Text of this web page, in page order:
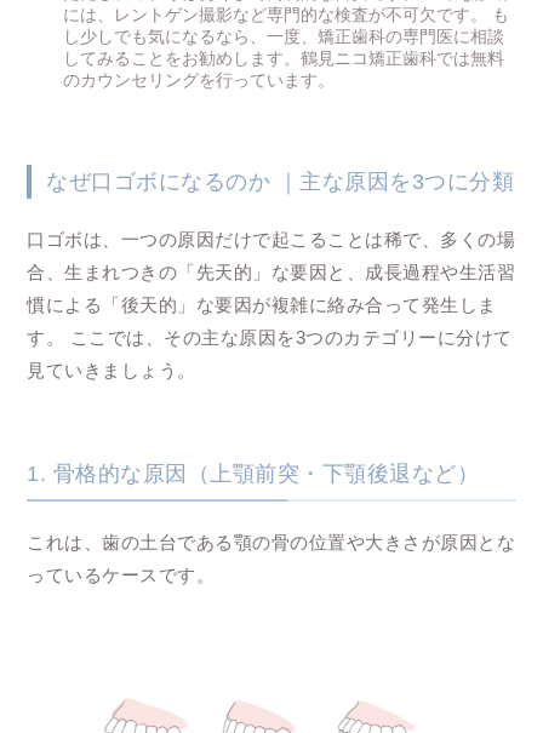
には、レントゲン撮影など専門的な検査が不可欠です。 も
し少しでも気になるなら、一度、矯正歯科の専門医に相談
してみることをお勧めします。鶴見ニコ矯正歯科では無料
のカウンセリングを行っています。
なぜ口ゴボになるのか ｜主な原因を3つに分類
口ゴボは、一つの原因だけで起こることは稀で、多くの場
合、生まれつきの「先天的」な要因と、成長過程や生活習
慣による「後天的」な要因が複雑に絡み合って発生しま
す。 ここでは、その主な原因を3つのカテゴリーに分けて
見ていきましょう。
1. 骨格的な原因（上顎前突・下顎後退など）
これは、歯の土台である顎の骨の位置や大きさが原因とな
っているケースです。